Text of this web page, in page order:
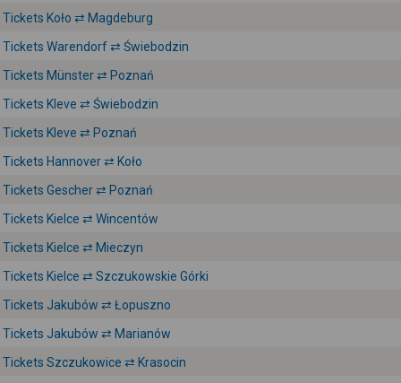
Tickets Koło ⇄ Magdeburg
Tickets Warendorf ⇄ Świebodzin
Tickets Münster ⇄ Poznań
Tickets Kleve ⇄ Świebodzin
Tickets Kleve ⇄ Poznań
Tickets Hannover ⇄ Koło
Tickets Gescher ⇄ Poznań
Tickets Kielce ⇄ Wincentów
Tickets Kielce ⇄ Mieczyn
Tickets Kielce ⇄ Szczukowskie Górki
Tickets Jakubów ⇄ Łopuszno
Tickets Jakubów ⇄ Marianów
Tickets Szczukowice ⇄ Krasocin